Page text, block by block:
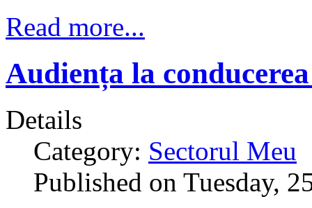
Read more...
Audiența la
Details
Category: Sectorul Meu
Published on Tuesday,